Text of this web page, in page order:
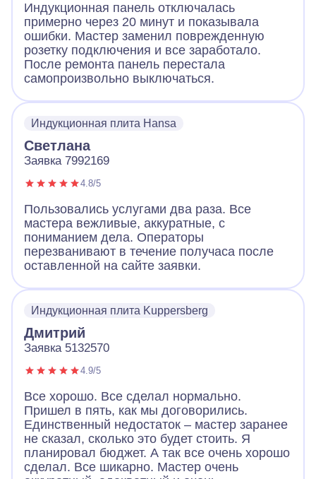
Индукционная панель отключалась
примерно через 20 минут и показывала
ошибки. Мастер заменил поврежденную
розетку подключения и все заработало.
После ремонта панель перестала
самопроизвольно выключаться.
Индукционная плита Hansa
Светлана
Заявка 7992169
4.8/5
Пользовались услугами два раза. Все
мастера вежливые, аккуратные, с
пониманием дела. Операторы
перезванивают в течение получаса после
оставленной на сайте заявки.
Индукционная плита Kuppersberg
Дмитрий
Заявка 5132570
4.9/5
Все хорошо. Все сделал нормально.
Пришел в пять, как мы договорились.
Единственный недостаток – мастер заранее
не сказал, сколько это будет стоить. Я
планировал бюджет. А так все очень хорошо
сделал. Все шикарно. Мастер очень